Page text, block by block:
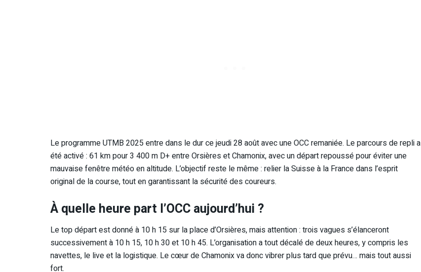
Le programme UTMB 2025 entre dans le dur ce jeudi 28 août avec une OCC remaniée. Le parcours de repli a
été activé : 61 km pour 3 400 m D+ entre Orsières et Chamonix, avec un départ repoussé pour éviter une
mauvaise fenêtre météo en altitude. L’objectif reste le même : relier la Suisse à la France dans l’esprit
original de la course, tout en garantissant la sécurité des coureurs.
À quelle heure part l’OCC aujourd’hui ?
Le top départ est donné à 10 h 15 sur la place d’Orsières, mais attention : trois vagues s’élanceront
successivement à 10 h 15, 10 h 30 et 10 h 45. L’organisation a tout décalé de deux heures, y compris les
navettes, le live et la logistique. Le cœur de Chamonix va donc vibrer plus tard que prévu… mais tout aussi
fort.